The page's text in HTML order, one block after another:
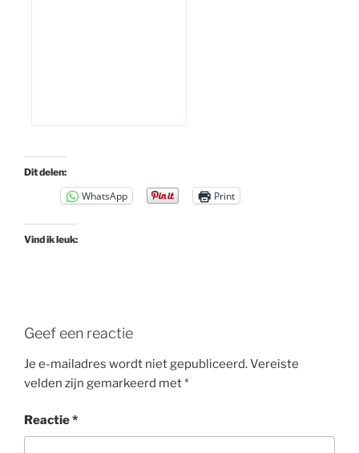
Dit delen:
WhatsApp Print
Vind ik leuk:
Geef een reactie
Je e-mailadres wordt niet gepubliceerd.Vereiste
velden zijn gemarkeerd met*
Reactie*